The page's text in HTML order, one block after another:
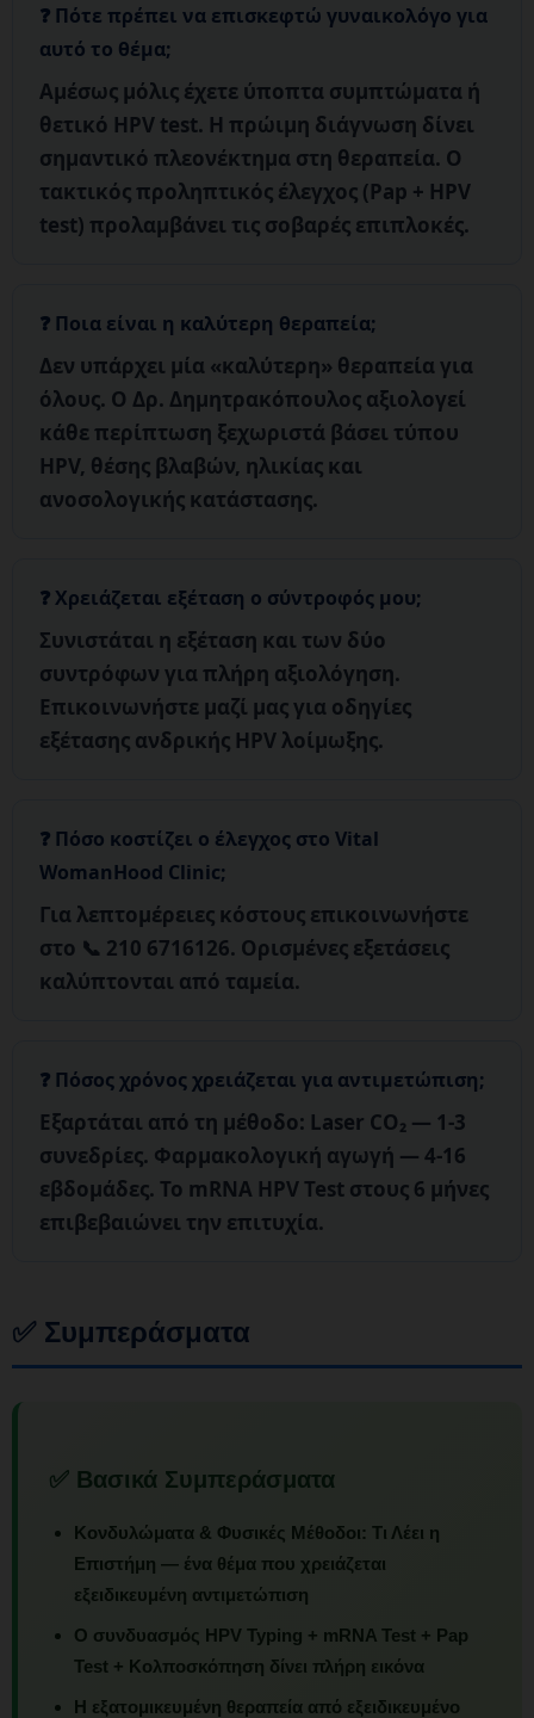
Πότε πρέπει να επισκεφτώ γυναικολόγο για
αυτό το θέμα;
Αμέσως μόλις έχετε ύποπτα συμπτώματα ή
θετικό HPV test. Η πρώιμη διάγνωση δίνει
σημαντικό πλεονέκτημα στη θεραπεία. Ο
τακτικός προληπτικός έλεγχος (Pap + HPV
test) προλαμβάνει τις σοβαρές επιπλοκές.
Ποια είναι η καλύτερη θεραπεία;
Δεν υπάρχει μία «καλύτερη» θεραπεία για
όλους. Ο Δρ. Δημητρακόπουλος αξιολογεί
κάθε περίπτωση ξεχωριστά βάσει τύπου
HPV, θέσης βλαβών, ηλικίας και
ανοσολογικής κατάστασης.
Χρειάζεται εξέταση ο σύντροφός μου;
Συνιστάται η εξέταση και των δύο
συντρόφων για πλήρη αξιολόγηση.
Επικοινωνήστε μαζί μας για οδηγίες
εξέτασης ανδρικής HPV λοίμωξης.
Πόσο κοστίζει ο έλεγχος στο Vital
WomanHood Clinic;
Για λεπτομέρειες κόστους επικοινωνήστε
στο 📞 210 6716126. Ορισμένες εξετάσεις
καλύπτονται από ταμεία.
Πόσος χρόνος χρειάζεται για αντιμετώπιση;
Εξαρτάται από τη μέθοδο: Laser CO₂ — 1-3
συνεδρίες. Φαρμακολογική αγωγή — 4-16
εβδομάδες. Το mRNA HPV Test στους 6 μήνες
επιβεβαιώνει την επιτυχία.
✅ Συμπεράσματα
✅ Βασικά Συμπεράσματα
Κονδυλώματα & Φυσικές Μέθοδοι: Τι Λέει η
Επιστήμη — ένα θέμα που χρειάζεται
εξειδικευμένη αντιμετώπιση
Ο συνδυασμός HPV Typing + mRNA Test + Pap
Test + Κολποσκόπηση δίνει πλήρη εικόνα
Η εξατομικευμένη θεραπεία από εξειδικευμένο